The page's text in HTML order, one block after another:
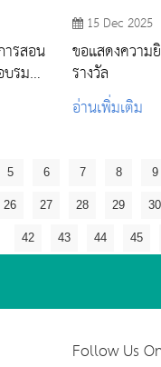
รสอน
รม
15 Dec 2025
ขอแสดงควา
รางวัล
อ่านเพิ่มเติม
5 6 7 8 9
26 27 28 29 30
42 43 44 45
Follow Us